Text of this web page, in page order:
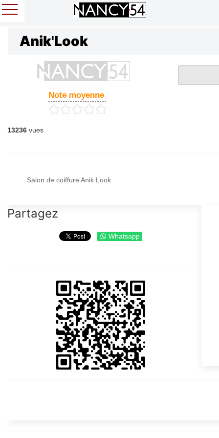
Anik'Look
Note moyenne
13236 vues
Salon de coiffure Anik Look
Partagez
Whatsapp